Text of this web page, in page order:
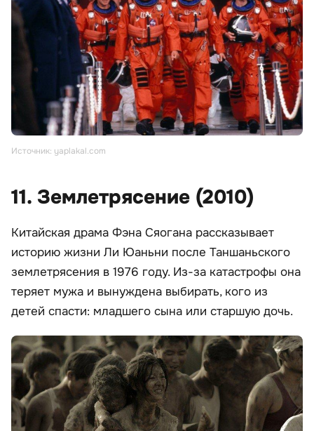
Источник: yaplakal.com
11. Землетрясение (2010)
Китайская драма Фэна Сяогана рассказывает
историю жизни Ли Юаньни после Таншаньского
землетрясения в 1976 году. Из-за катастрофы она
теряет мужа и вынуждена выбирать, кого из
детей спасти: младшего сына или старшую дочь.